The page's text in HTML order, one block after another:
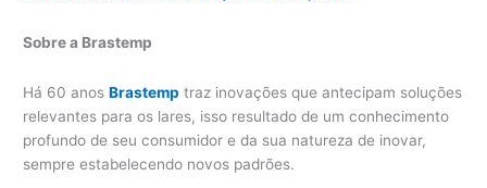
Sobre a Brastemp
Há 60 anosBrastemp traz inovações que antecipam soluções
relevantes para os lares, isso resultado de um conhecimento
profundo de seu consumidor e da sua natureza de inovar,
sempre estabelecendo novos padrões.